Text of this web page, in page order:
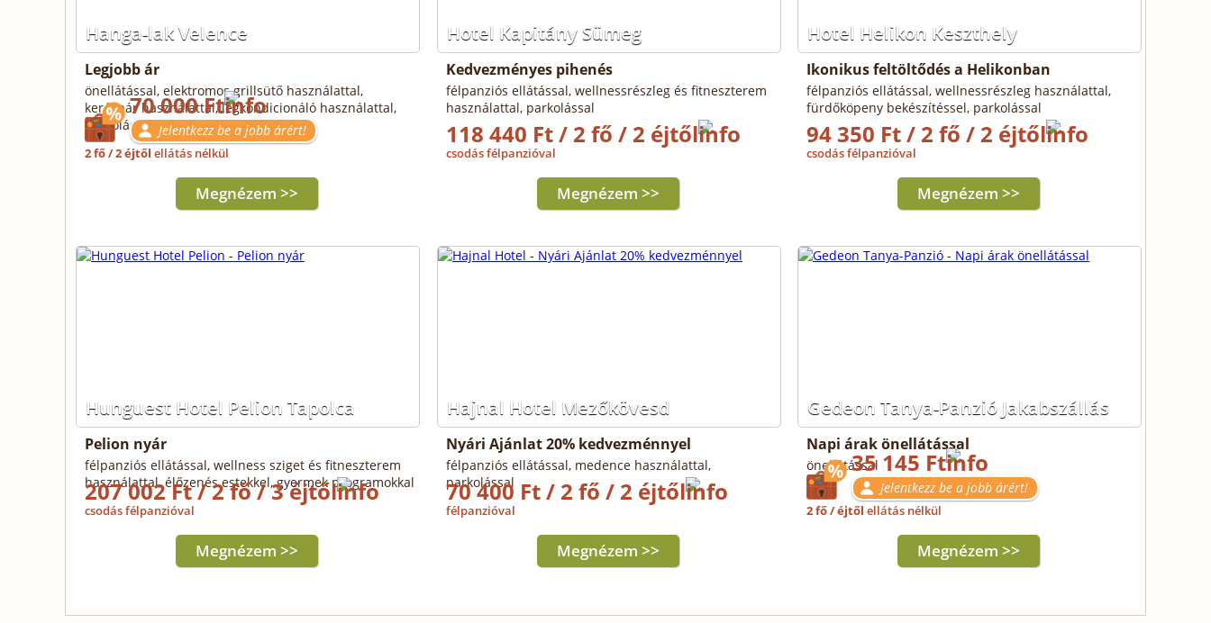
Hanga-lak Velence Hotel Kapitány Sümeg Hotel Helikon Keszthely
Legjobb ár
önellátással, elektromos grillsütő használattal,
kerékpár használattal, légkondicionáló használattal,
parkolással
70 000 Ft
Jelentkezz be a jobb árért!
2 fő / 2 éjtől ellátás nélkül
Megnézem >>
Kedvezményes pihenés
félpanziós ellátással, wellnessrészleg és fitneszterem
használattal, parkolással
118 440 Ft / 2 fő / 2 éjtől
csodás félpanzióval
Megnézem >>
Ikonikus feltöltődés a Helikonban
félpanziós ellátással, wellnessrészleg használattal,
fürdőköpeny bekészítéssel, parkolással
94 350 Ft / 2 fő / 2 éjtől
csodás félpanzióval
Megnézem >>
Hunguest Hotel Pelion Tapolca Hajnal Hotel Mezőkövesd Gedeon Tanya-Panzió Jakabszállás
Pelion nyár
félpanziós ellátással, wellness sziget és fitneszterem
használattal, élőzenés estekkel, gyermek programokkal
207 002 Ft / 2 fő / 3 éjtől
csodás félpanzióval
Megnézem >>
Nyári Ajánlat 20% kedvezménnyel
félpanziós ellátással, medence használattal,
parkolással
70 400 Ft / 2 fő / 2 éjtől
félpanzióval
Megnézem >>
Napi árak önellátással
önellátással35 145 Ft
Jelentkezz be a jobb árért!
2 fő / éjtől ellátás nélkül
Megnézem >>